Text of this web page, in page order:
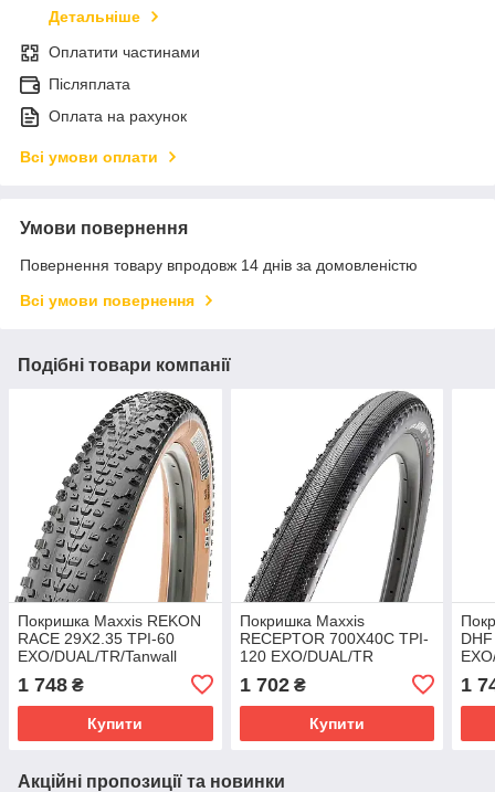
Детальніше
Оплатити частинами
Післяплата
Оплата на рахунок
Всі умови оплати
Умови повернення
Повернення товару впродовж 14 днів за домовленістю
Всі умови повернення
Подібні товари компанії
Покришка Maxxis REKON
RACE 29X2.35 TPI-60
EXO/DUAL/TR/Tanwall
1 748 ₴
Купити
Покришка Maxxis
RECEPTOR 700X40C TPI-
120 EXO/DUAL/TR
1 702₴
Купити
1
Акційні пропозиції та новинки